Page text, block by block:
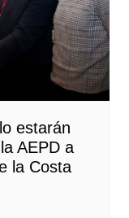
estarán
AEPD a
la Costa